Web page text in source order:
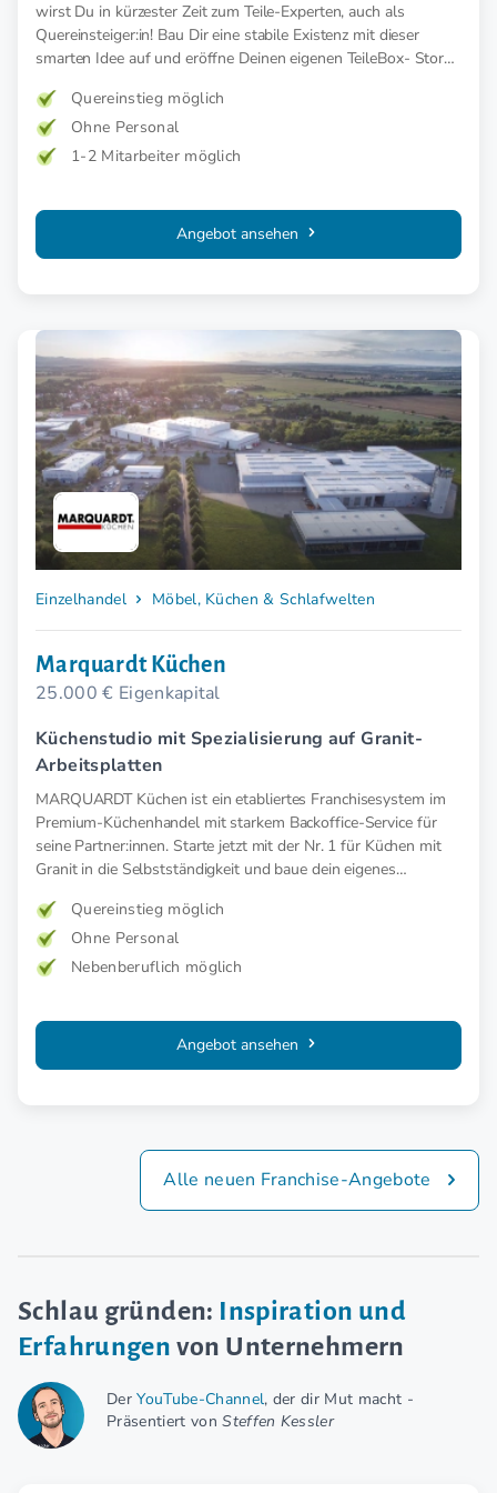
wirst Du in kürzester Zeit zum Teile-Experten, auch als
Quereinsteiger:in! Bau Dir eine stabile Existenz mit dieser
smarten Idee auf und eröffne Deinen eigenen TeileBox- Store
Quereinstieg möglich
Ohne Personal
1-2 Mitarbeiter möglich
Angebot ansehen
Einzelhandel Möbel, Küchen & Schlafwelten
Marquardt Küchen
25.000 € Eigenkapital
Küchenstudio mit Spezialisierung auf Granit-
Arbeitsplatten
MARQUARDT Küchen ist ein etabliertes Franchisesystem im
Premium-Küchenhandel mit starkem Backoffice-Service für
seine Partner:innen. Starte jetzt mit der Nr. 1 für Küchen mit
Granit in die Selbstständigkeit und baue dein eigenes
Quereinstieg möglich
Ohne Personal
Nebenberuflich möglich
Angebot ansehen
Alle neuen Franchise-Angebote
Schlau gründen: Inspiration und
Erfahrungen von Unternehmern
DerYouTube-Channel, der dir Mut macht -
Präsentiert vonSteffen Kessler